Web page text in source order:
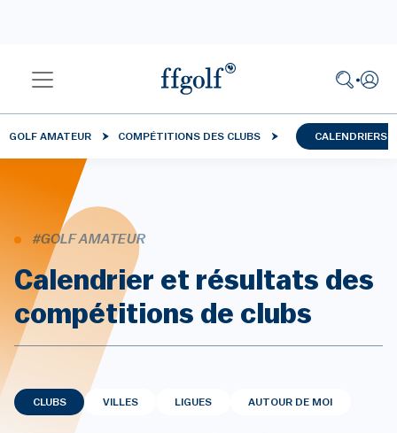
GOLF AMATEUR COMPÉTITIONS DES CLUBS CALENDRIERS
#GOLF AMATEUR
Calendrier et résultats des
compétitions de clubs
CLUBS VILLES LIGUES AUTOUR DE MOI